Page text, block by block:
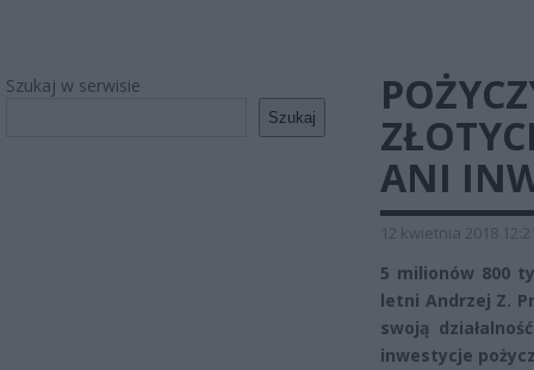
Szukaj w serwisie
Szukaj
ANI
12 kwietnia 2018
5 milionów 800
letni Andrzej Z.
swoją
inwestycje